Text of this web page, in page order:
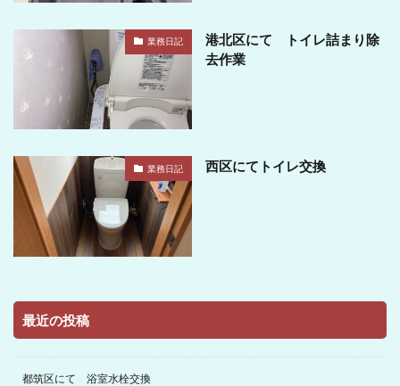
業務日記
港北区にて トイレ詰まり除
去作業
業務日記 西区にてトイレ交換
最近の投稿
都筑区にて 浴室水栓交換